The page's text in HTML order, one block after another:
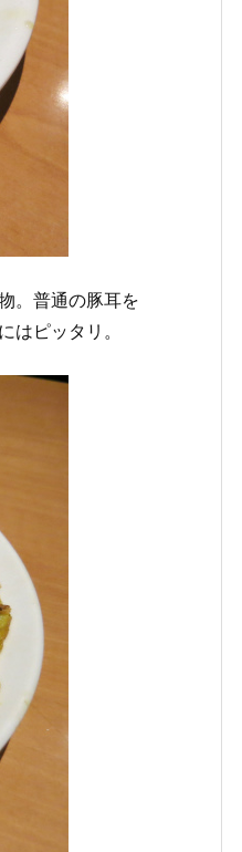
。普通の豚耳を
はピッタリ。